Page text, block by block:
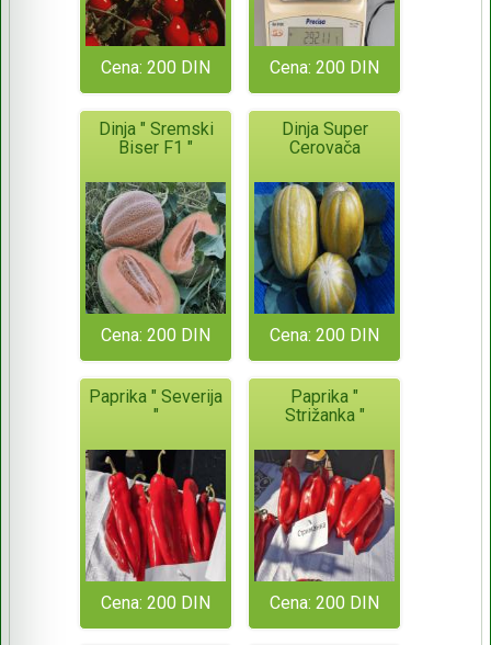
Cena: 200 DIN Cena: 200 DIN
Dinja " Sremski
Biser F1 "
Cena: 200 DIN
Dinja Super
Cerovača
Cena: 200 DIN
Paprika " Severija
"
Cena: 200 DIN
Paprika "
Strižanka "
Cena: 200 DIN